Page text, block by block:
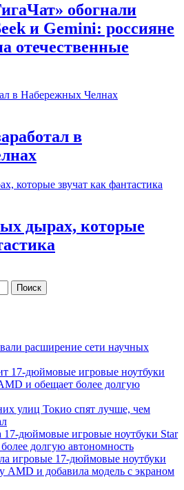
обогнали
и Gemini: россияне
отечественные
в
дырах, которые
расширение сети научных
17-дюймовые игровые ноутбуки
и обещает более долгую
улиц Токио спят лучше, чем
17-дюймовые игровые ноутбуки Star
долгую автономность
игровые 17-дюймовые ноутбуки
AMD и добавила модель с экраном